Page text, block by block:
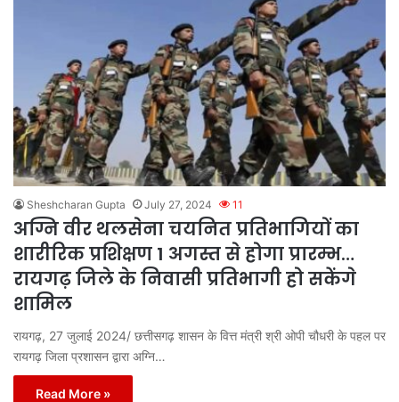
Sheshcharan Gupta July 27, 2024 11
अग्नि वीर थलसेना चयनित प्रतिभागियों का
शारीरिक प्रशिक्षण 1 अगस्त से होगा प्रारम्भ…
रायगढ़ जिले के निवासी प्रतिभागी हो सकेंगे
शामिल
रायगढ़, 27 जुलाई 2024/ छत्तीसगढ़ शासन के वित्त मंत्री श्री ओपी चौधरी के पहल पर
रायगढ़ जिला प्रशासन द्वारा अग्नि…
Read More »